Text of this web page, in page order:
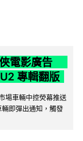
電影廣告
專輯翻版
場車輛中控熒幕推送
輛即彈出通知，觸發